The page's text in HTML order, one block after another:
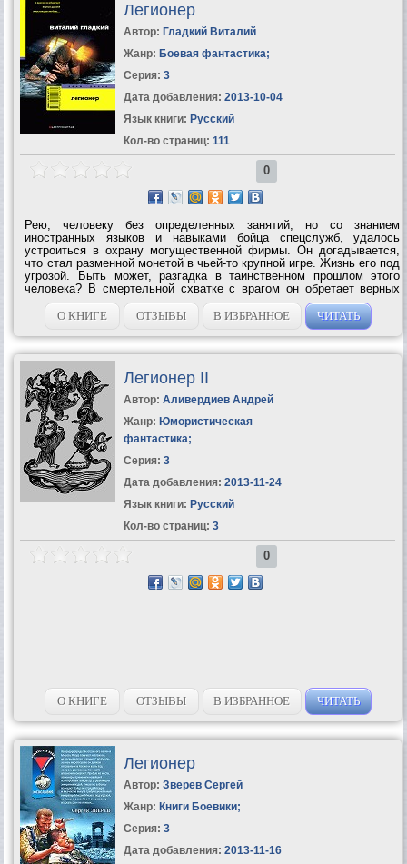
Легионер
Автор: Гладкий Виталий
Жанр: Боевая фантастика;
Серия: 3
Дата добавления: 2013-10-04
Язык книги: Русский
Кол-во страниц: 111
0
Рею, человеку без определенных занятий, но со знанием
иностранных языков и навыками бойца спецслужб, удалось
устроиться в охрану могущественной фирмы. Он догадывается,
что стал разменной монетой в чьей-то крупной игре. Жизнь его под
угрозой. Быть может, разгадка в таинственном прошлом этого
человека? В смертельной схватке с врагом он обретает верных
друзей и настоящую любовь…...
О КНИГЕ
ОТЗЫВЫ В ИЗБРАННОЕ ЧИТАТЬ
Легионер II
Автор: Аливердиев Андрей
Жанр: Юмористическая
фантастика;
Серия: 3
Дата добавления: 2013-11-24
Язык книги: Русский
Кол-во страниц: 3
0
О КНИГЕ ОТЗЫВЫ В ИЗБРАННОЕ ЧИТАТЬ
Легионер
Автор: Зверев Сергей
Жанр: Книги Боевики;
Серия: 3
Дата добавления: 2013-11-16